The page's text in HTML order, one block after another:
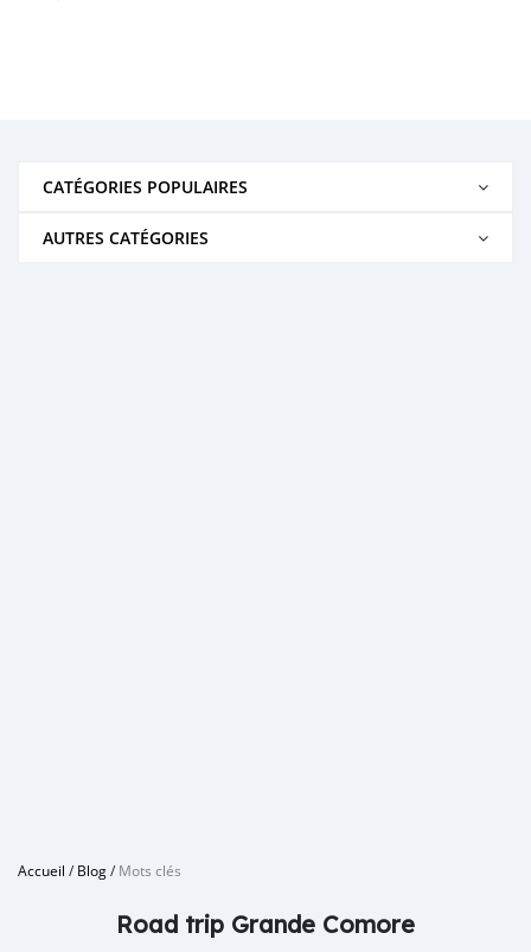
CATÉGORIES POPULAIRES
AUTRES CATÉGORIES
Accueil /Blog/Mots clés
Road trip Grande Comore